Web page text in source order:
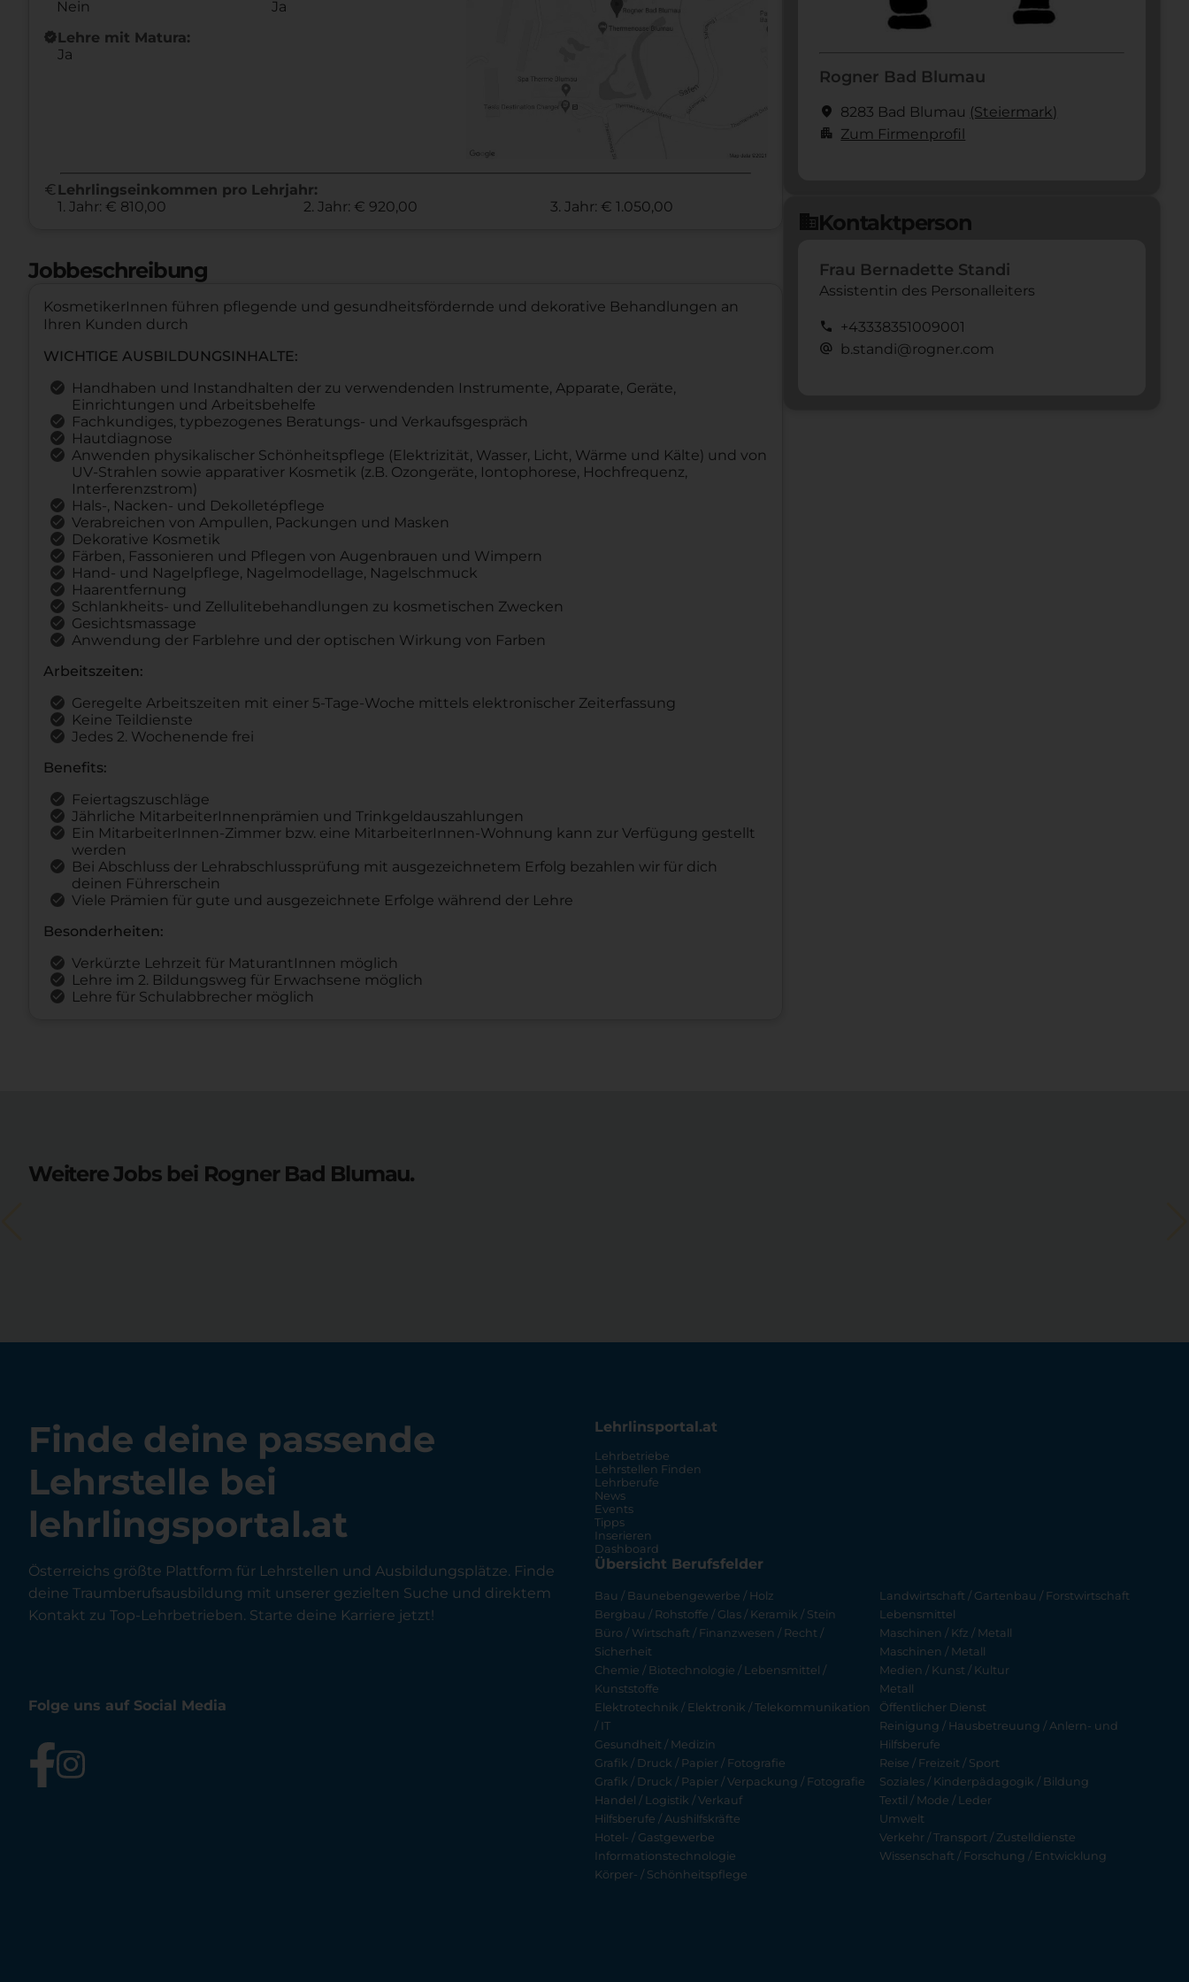
Nein
Ja
new_releasesLehre mit Matura:
Ja
euro Lehrlingseinkommen pro Lehrjahr:
1. Jahr: € 810,00
2. Jahr: € 920,00 3. Jahr: € 1.050,00
Jobbeschreibung
KosmetikerInnen führen pflegende und gesundheitsfördernde und dekorative Behandlungen an
Ihren Kunden durch
WICHTIGE AUSBILDUNGSINHALTE:
Handhaben und Instandhalten der zu verwendenden Instrumente, Apparate, Geräte,
Einrichtungen und Arbeitsbehelfe
Fachkundiges, typbezogenes Beratungs- und Verkaufsgespräch
Hautdiagnose
Anwenden physikalischer Schönheitspflege (Elektrizität, Wasser, Licht, Wärme und Kälte) und von
UV-Strahlen sowie apparativer Kosmetik (z.B. Ozongeräte, Iontophorese, Hochfrequenz,
Interferenzstrom)
Hals-, Nacken- und Dekolletépflege
Verabreichen von Ampullen, Packungen und Masken
Dekorative Kosmetik
Färben, Fassonieren und Pflegen von Augenbrauen und Wimpern
Hand- und Nagelpflege, Nagelmodellage, Nagelschmuck
Haarentfernung
Schlankheits- und Zellulitebehandlungen zu kosmetischen Zwecken
Gesichtsmassage
Anwendung der Farblehre und der optischen Wirkung von Farben
Arbeitszeiten:
Geregelte Arbeitszeiten mit einer 5-Tage-Woche mittels elektronischer Zeiterfassung
Keine Teildienste
Jedes 2. Wochenende frei
Benefits:
Feiertagszuschläge
Jährliche MitarbeiterInnenprämien und Trinkgeldauszahlungen
Ein MitarbeiterInnen-Zimmer bzw. eine MitarbeiterInnen-Wohnung kann zur Verfügung gestellt
werden
Bei Abschluss der Lehrabschlussprüfung mit ausgezeichnetem Erfolg bezahlen wir für dich
deinen Führerschein
Viele Prämien für gute und ausgezeichnete Erfolge während der Lehre
Besonderheiten:
Verkürzte Lehrzeit für MaturantInnen möglich
Lehre im 2. Bildungsweg für Erwachsene möglich
Lehre für Schulabbrecher möglich
Rogner Bad Blumau
location_on 8283 Bad Blumau (Steier­mark)
apartment Zum Firmenprofil
domainKontaktperson
Frau Bernadette Standi
Assistentin des Personalleiters
call +43338351009001
alternate_email b.standi@rogner.com
Weitere Jobs bei Rogner Bad Blumau.
Finde deine passende
Lehrstelle bei
lehrlingsportal.at
Österreichs größte Plattform für Lehrstellen und Ausbildungsplätze. Finde
deine Traumberufsausbildung mit unserer gezielten Suche und direktem
Kontakt zu Top-Lehrbetrieben. Starte deine Karriere jetzt!
Folge uns auf Social Media
Lehrlinsportal.at
Lehrbetriebe
Lehrstellen Finden
Lehrberufe
News
Events
Tipps
Inserieren
Dashboard
Übersicht Berufsfelder
Bau / Baunebengewerbe / Holz
Bergbau / Rohstoffe / Glas / Keramik / Stein
Büro / Wirtschaft / Finanzwesen / Recht /
Sicherheit
Chemie / Biotechnologie / Lebensmittel /
Kunststoffe
Elektrotechnik / Elektronik / Telekommunikation
/ IT
Gesundheit / Medizin
Grafik / Druck / Papier / Fotografie
Grafik / Druck / Papier / Verpackung / Fotografie
Handel / Logistik / Verkauf
Hilfsberufe / Aushilfskräfte
Hotel- / Gastgewerbe
Informationstechnologie
Körper- / Schönheitspflege
Landwirtschaft / Gartenbau / Forstwirtschaft
Lebensmittel
Maschinen / Kfz / Metall
Maschinen / Metall
Medien / Kunst / Kultur
Metall
Öffentlicher Dienst
Reinigung / Hausbetreuung / Anlern- und
Hilfsberufe
Reise / Freizeit / Sport
Soziales / Kinderpädagogik / Bildung
Textil / Mode / Leder
Umwelt
Verkehr / Transport / Zustelldienste
Wissenschaft / Forschung / Entwicklung